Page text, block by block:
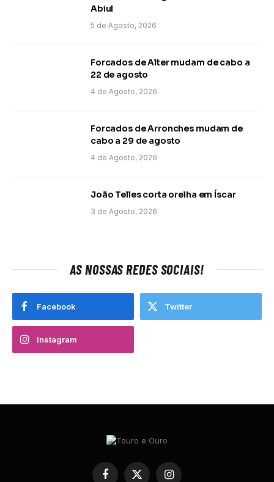
Abiul
5 de Agosto, 2026
Forcados de Alter mudam de cabo a
22 de agosto
4 de Agosto, 2026
Forcados de Arronches mudam de
cabo a 29 de agosto
4 de Agosto, 2026
João Telles corta orelha em Íscar
3 de Agosto, 2026
AS NOSSAS REDES SOCIAIS!
Facebook Twitter
Instagram
Facebook
X Instagram